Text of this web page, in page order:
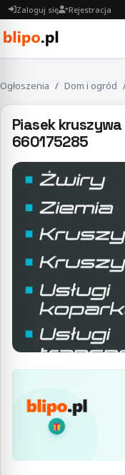
Zaloguj się Rejestracja
Ogłoszenia Dom i ogród
Piasek
660175285